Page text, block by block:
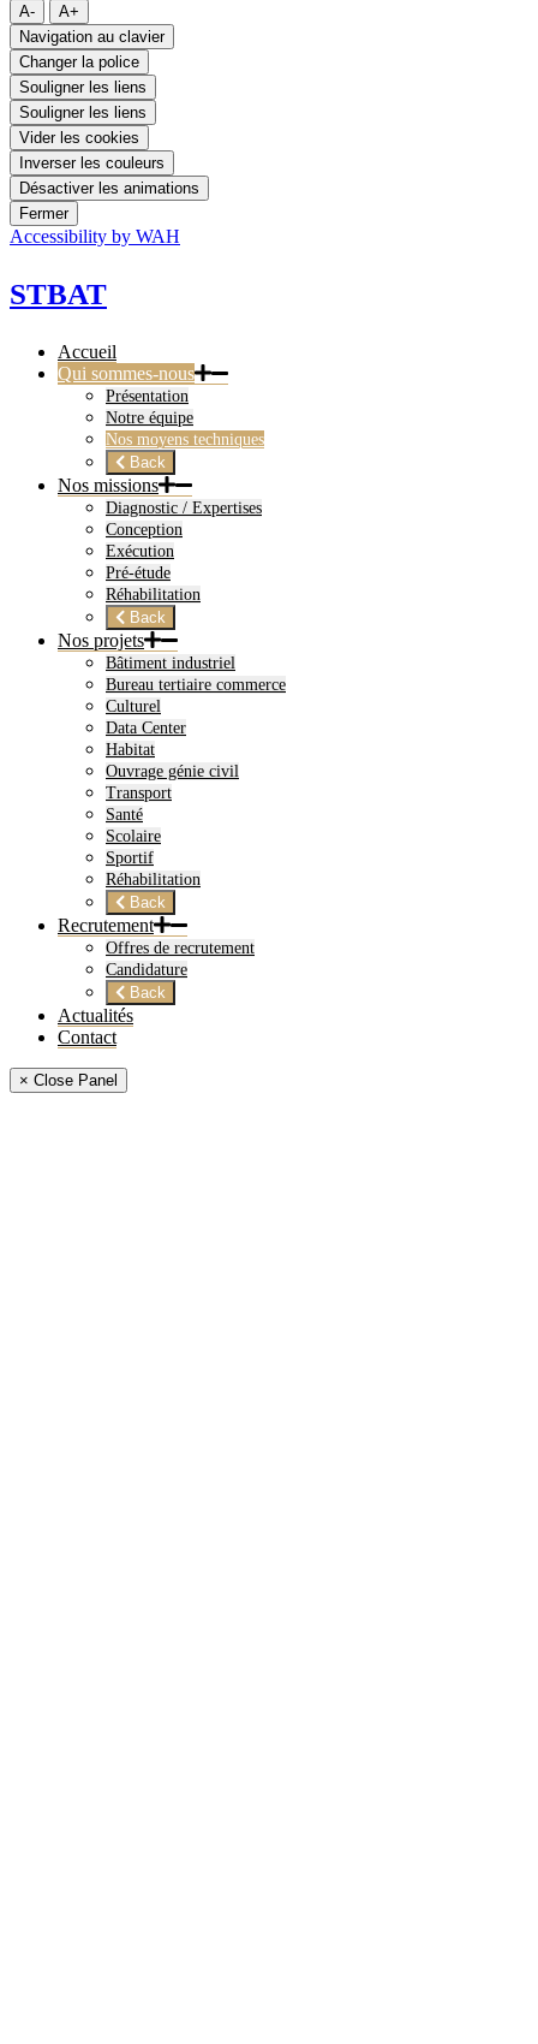
A-
A+
Navigation au clavier
Changer la police
Souligner les liens
Souligner les liens
Vider les cookies
Inverser les couleurs
Désactiver les animations
Fermer
Accessibility by WAH
STBAT
Accueil
Qui sommes-nous
Présentation
Notre équipe
Nos moyens techniques
Back
Nos missions
Diagnostic / Expertises
Conception
Exécution
Pré-étude
Réhabilitation
Back
Nos projets
Bâtiment industriel
Bureau tertiaire commerce
Culturel
Data Center
Habitat
Ouvrage génie civil
Transport
Santé
Scolaire
Sportif
Réhabilitation
Back
Recrutement
Offres de recrutement
Candidature
Back
Actualités
Contact
× Close Panel